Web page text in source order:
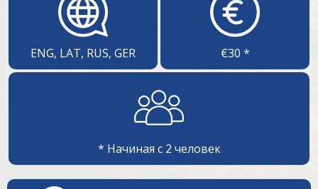
ENG, LAT, RUS, GER €30 *
* Начиная с 2 человек